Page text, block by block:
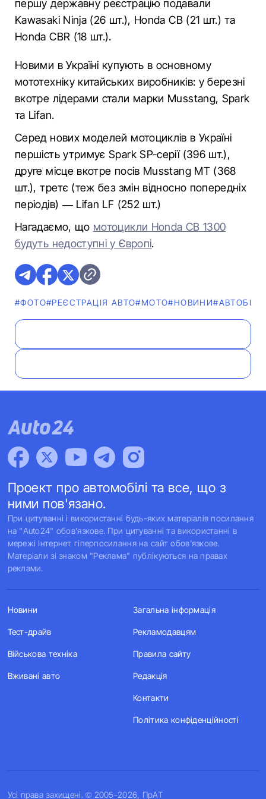
першу державну реєстрацію подавали
Kawasaki Ninja (26 шт.), Honda CB (21 шт.) та
Honda CBR (18 шт.).
Новими в Україні купують в основному
мототехніку китайських виробників: у березні
вкотре лідерами стали марки Musstang, Spark
та Lifan.
Серед нових моделей мотоциклів в Україні
першість утримує Spark SP-серії (396 шт.),
друге місце вкотре посів Musstang MT (368
шт.), третє (теж без змін відносно попередніх
періодів) — Lifan LF (252 шт.)
Нагадаємо, що мотоцикли Honda CB 1300
будуть недоступні у Європі.
#ФОТО#РЕЄСТРАЦІЯ АВТО#МОТО#НОВИНИ
Проект про автомобілі та все, що з
ними пов'язано.
При цитуванні і використанні будь-яких матеріалів посилання
на "Auto24" обов'язкове. При цитуванні та використанні в
мережі Інтернет гіперпосилання на сайт обов'язкове.
Матеріали зі знаком "Реклама" публікуються на правах
реклами.
Усi права захищенi. © 2005-2026, ПрАТ
Новини
Тест-драйв
Військова техніка
Вживані авто
Загальна інформація
Рекламодавцям
Правила сайту
Редакція
Контакти
Політика конфіденційності